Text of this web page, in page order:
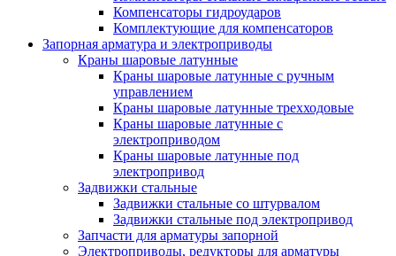
Компенсаторы гидроударов
Комплектующие для компенсаторов
Запорная арматура и электроприводы
Краны шаровые латунные
Краны шаровые латунные с ручным
управлением
Краны шаровые латунные трехходовые
Краны шаровые латунные с
электроприводом
Краны шаровые латунные под
электропривод
Задвижки стальные
Задвижки стальные со штурвалом
Задвижки стальные под электропривод
Запчасти для арматуры запорной
Электроприводы, редукторы для арматуры